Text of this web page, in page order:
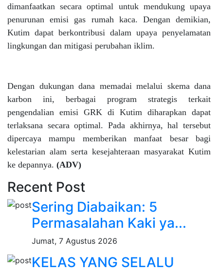
dimanfaatkan secara optimal untuk mendukung upaya
penurunan emisi gas rumah kaca. Dengan demikian,
Kutim dapat berkontribusi dalam upaya penyelamatan
lingkungan dan mitigasi perubahan iklim.
Dengan dukungan dana memadai melalui skema dana
karbon ini, berbagai program strategis terkait
pengendalian emisi GRK di Kutim diharapkan dapat
terlaksana secara optimal. Pada akhirnya, hal tersebut
dipercaya mampu memberikan manfaat besar bagi
kelestarian alam serta kesejahteraan masyarakat Kutim
ke depannya. (ADV)
Recent Post
Sering Diabaikan: 5
Permasalahan Kaki ya...
Jumat, 7 Agustus 2026
KELAS YANG SELALU